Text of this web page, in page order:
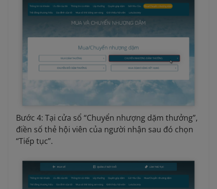
Bước 4: Tại cửa sổ “Chuyển nhượng dặm thưởng”,
điền số thẻ hội viên của người nhận sau đó chọn
“Tiếp tục”.